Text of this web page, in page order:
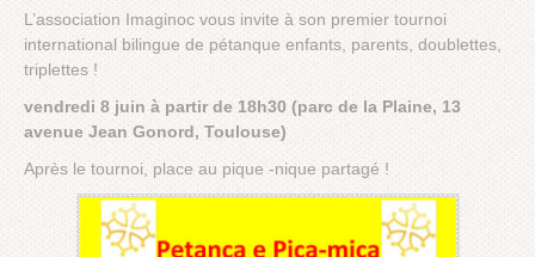
L’association Imaginoc vous invite à son premier tournoi
international bilingue de pétanque enfants, parents, doublettes,
triplettes !
vendredi 8 juin à partir de 18h30 (parc de la Plaine, 13
avenue Jean Gonord, Toulouse)
Après le tournoi, place au pique -nique partagé !